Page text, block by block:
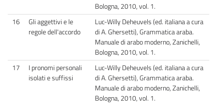
Bologna, 2010, vol. 1.
16
Gli aggettivi e le
regole dell'accordo
Luc-Willy Deheuvels (ed. italiana a cura
di A. Ghersetti), Grammatica araba.
Manuale di arabo moderno, Zanichelli,
Bologna, 2010, vol. 1.
17
I pronomi personali
isolati e suffissi
Luc-Willy Deheuvels (ed. italiana a cura
di A. Ghersetti), Grammatica araba.
Manuale di arabo moderno, Zanichelli,
Bologna, 2010, vol. 1.